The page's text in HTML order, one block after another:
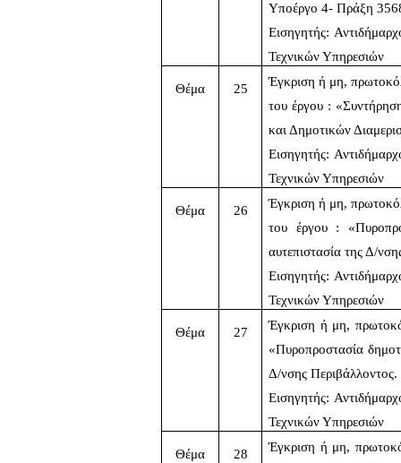
Υποέργο 4- Πράξη
Εισηγητής:
Τεχνικών Υπηρεσιών
Θέμα 25
Έγκριση ή μη,
του έργου :
και Δημοτικών
Εισηγητής:
Τεχνικών Υπηρεσιών
Θέμα 26
Έγκριση ή μη,
του έργου :
αυτεπιστασία της Δ/
Εισηγητής:
Τεχνικών Υπηρεσιών
Θέμα 27
Έγκριση ή μη,
«Πυροπροστασία
Δ/νσης Περιβάλλοντος.
Εισηγητής:
Τεχνικών Υπηρεσιών
Θέμα 28
Έγκριση ή μη,